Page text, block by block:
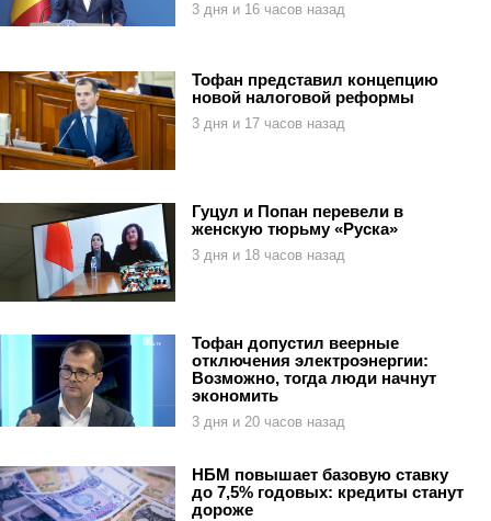
3 дня и 16 часов назад
Тофан представил концепцию
новой налоговой реформы
3 дня и 17 часов назад
Гуцул и Попан перевели в
женскую тюрьму «Руска»
3 дня и 18 часов назад
Тофан допустил веерные
отключения электроэнергии:
Возможно, тогда люди начнут
экономить
3 дня и 20 часов назад
НБМ повышает базовую ставку
до 7,5% годовых: кредиты станут
дороже